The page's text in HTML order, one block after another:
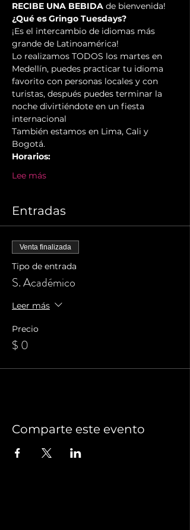
RECIBE UNA BEBIDA de bienvenida!
¿Qué es Gringo Tuesdays?
¡Es el intercambio de idiomas más
grande de Latinoamérica!
Lo realizamos TODOS los martes en
Medellín, puedes practicar tu idioma
favorito con personas locales y con
turistas, después puedes terminar la
noche divirtiéndote en un fiesta
internacional
También estamos en Lima, Cali y
Bogotá.
Horarios:
Lee más
Entradas
Venta finalizada
Tipo de entrada
S. Académico
Leer más
Precio
$ 0
Comparte este evento